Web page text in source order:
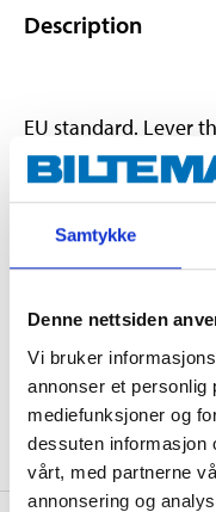
Samtykke
Denne nettsiden
Vi bruker
annonser et personlig
mediefunksjoner og
dessuten informasjon
vårt, med partnerne
annonsering og
Description
EU standard. Lever
spacing. Grip holes in
Technical
Format
Back width
Hole spacing